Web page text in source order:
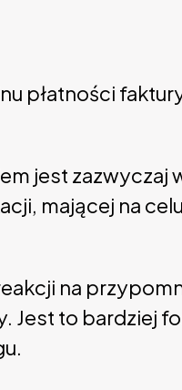
płatności
jest zazwyczaj
mającej na
na
Jest to bardziej